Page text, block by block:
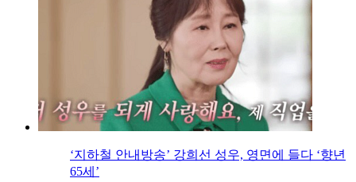
‘지하철 안내방송’ 강희선 성우, 영면에 들다 ‘향년
65세’